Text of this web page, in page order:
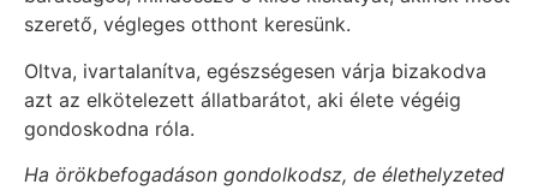
szerető, végleges otthont keresünk.
Oltva, ivartalanítva, egészségesen várja bizakodva
azt az elkötelezett állatbarátot, aki élete végéig
gondoskodna róla.
Ha örökbefogadáson gondolkodsz, de élethelyzeted